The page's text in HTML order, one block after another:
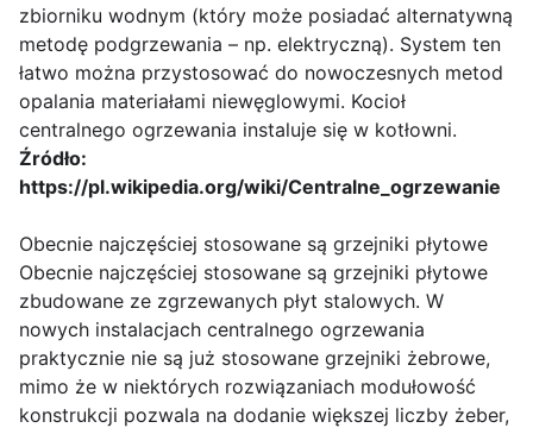
zbiorniku wodnym (który może posiadać alternatywną
metodę podgrzewania – np. elektryczną). System ten
łatwo można przystosować do nowoczesnych metod
opalania materiałami niewęglowymi. Kocioł
centralnego ogrzewania instaluje się w kotłowni.
Źródło:
https://pl.wikipedia.org/wiki/Centralne_ogrzewanie
Obecnie najczęściej stosowane są grzejniki płytowe
Obecnie najczęściej stosowane są grzejniki płytowe
zbudowane ze zgrzewanych płyt stalowych. W
nowych instalacjach centralnego ogrzewania
praktycznie nie są już stosowane grzejniki żebrowe,
mimo że w niektórych rozwiązaniach modułowość
konstrukcji pozwala na dodanie większej liczby żeber,